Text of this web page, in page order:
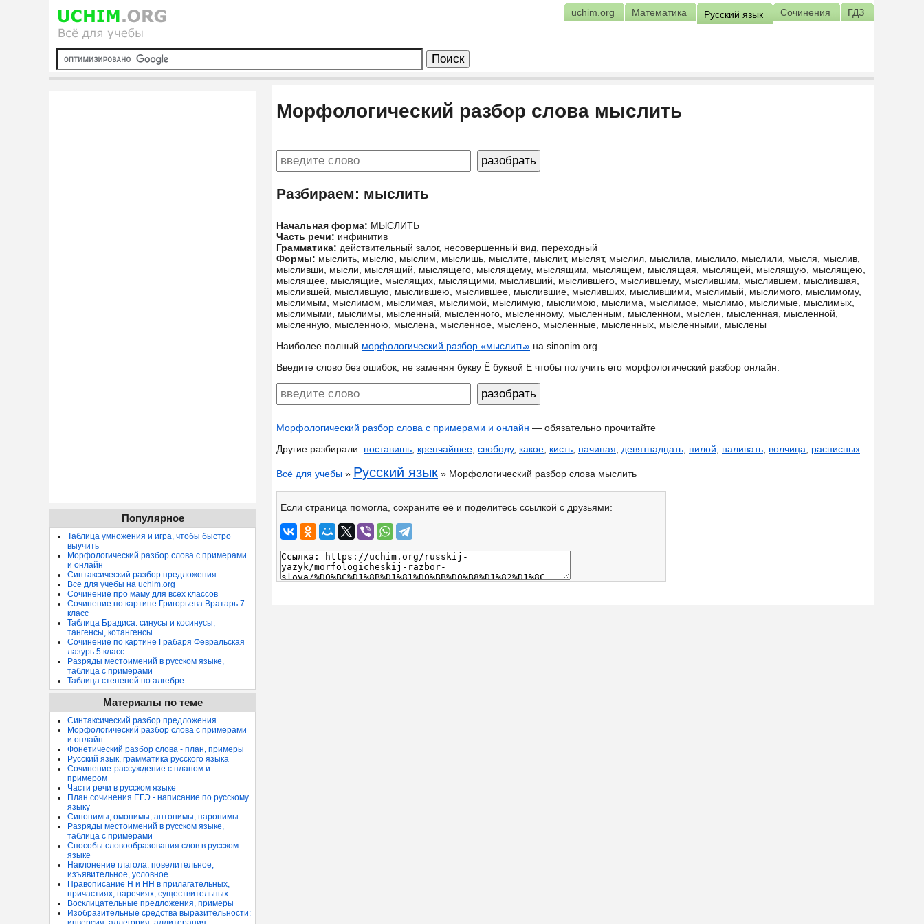
uchim.org Математика Русский язык Сочинения ГДЗ
Морфологический разбор слова мыслить
Разбираем: мыслить
Начальная форма: МЫСЛИТЬ
Часть речи: инфинитив
Грамматика: действительный залог, несовершенный вид, переходный
Формы: мыслить, мыслю, мыслим, мыслишь, мыслите, мыслит, мыслят, мыслил, мыслила, мыслило, мыслили, мысля, мыслив,
мысливши, мысли, мыслящий, мыслящего, мыслящему, мыслящим, мыслящем, мыслящая, мыслящей, мыслящую, мыслящею,
мыслящее, мыслящие, мыслящих, мыслящими, мысливший, мыслившего, мыслившему, мыслившим, мыслившем, мыслившая,
мыслившей, мыслившую, мыслившею, мыслившее, мыслившие, мысливших, мыслившими, мыслимый, мыслимого, мыслимому,
мыслимым, мыслимом, мыслимая, мыслимой, мыслимую, мыслимою, мыслима, мыслимое, мыслимо, мыслимые, мыслимых,
мыслимыми, мыслимы, мысленный, мысленного, мысленному, мысленным, мысленном, мыслен, мысленная, мысленной,
мысленную, мысленною, мыслена, мысленное, мыслено, мысленные, мысленных, мысленными, мыслены
Наиболее полный морфологический разбор «мыслить» на sinonim.org.
Введите слово без ошибок, не заменяя букву Ё буквой Е чтобы получить его морфологический разбор онлайн:
Морфологический разбор слова с примерами и онлайн — обязательно прочитайте
Другие разбирали: поставишь крепчайшее свободу, какое кисть начиная девятнадцать пилой наливать волчица расписных
Всё для учебы » Русский язык » Морфологический разбор слова мыслить
Если страница помогла, сохраните её и поделитесь ссылкой с друзьями:
Популярное
Таблица умножения и игра, чтобы быстро
выучить
Морфологический разбор слова с примерами
и онлайн
Синтаксический разбор предложения
Все для учебы на uchim.org
Сочинение про маму для всех классов
Сочинение по картине Григорьева Вратарь 7
класс
Таблица Брадиса: синусы и косинусы,
тангенсы, котангенсы
Сочинение по картине Грабаря Февральская
лазурь 5 класс
Разряды местоимений в русском языке,
таблица с примерами
Таблица степеней по алгебре
Материалы по теме
Синтаксический разбор предложения
Морфологический разбор слова с примерами
и онлайн
Фонетический разбор слова - план, примеры
Русский язык, грамматика русского языка
Сочинение-рассуждение с планом и
примером
Части речи в русском языке
План сочинения ЕГЭ - написание по русскому
языку
Синонимы, омонимы, антонимы, паронимы
Разряды местоимений в русском языке,
таблица с примерами
Способы словообразования слов в русском
языке
Наклонение глагола: повелительное,
изъявительное, условное
Правописание Н и НН в прилагательных,
причастиях, наречиях, существительных
Восклицательные предложения, примеры
Изобразительные средства выразительности: